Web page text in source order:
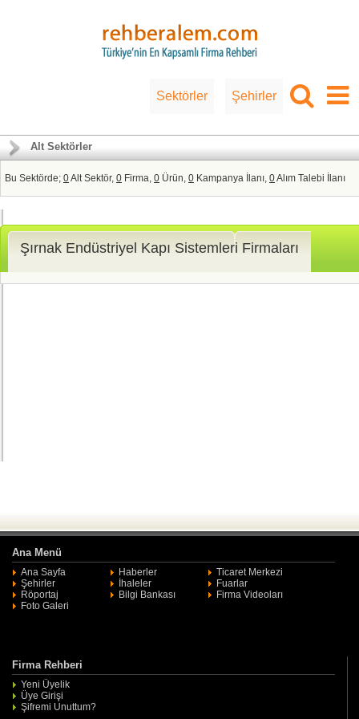
Sektörler Şehirler
Alt Sektörler
Bu Sektörde; 0Alt Sektör, 0 Firma, 0 Ürün, 0 Kampanya İlanı, 0Alım Talebi İlanı
Şırnak Endüstriyel Kapı Sistemleri Firmaları
Ana Menü
Ana Sayfa Haberler
Ticaret Merkezi
Şehirler
İhaleler
Fuarlar
Röportaj
Bilgi Bankası
Firma Videoları
Foto Galeri
Firma Rehberi
Yeni Üyelik
Üye Girişi
Şifremi Unuttum?